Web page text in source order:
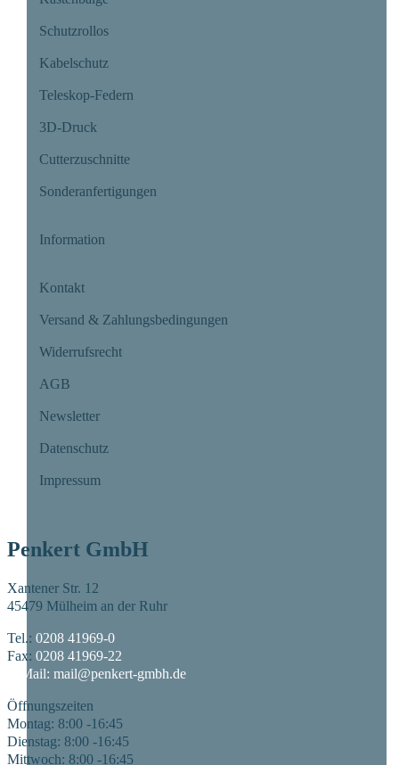
Schutzrollos
Kabelschutz
Teleskop-Federn
3D-Druck
Cutterzuschnitte
Sonderanfertigungen
Information
Kontakt
Versand & Zahlungsbedingungen
Widerrufsrecht
AGB
Newsletter
Datenschutz
Impressum
Penkert GmbH
Xantener Str. 12
45479 Mülheim an der Ruhr
Tel.: 0208 41969-0
Fax: 0208 41969-22
E-Mail: mail@penkert-gmbh.de
Öffnungszeiten
Montag: 8:00 -16:45
Dienstag: 8:00 -16:45
Mittwoch: 8:00 -16:45